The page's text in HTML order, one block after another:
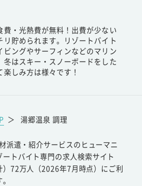
費・光熱費が無料！出費が少ない
リ貯められます。リゾートバイト
ビングやサーフィンなどのマリン
冬はスキー・スノーボードをした
しみ方は様々です！
＞ 湯郷温泉 調理
派遣・紹介サービスのヒューマニ
トバイト専門の求人検索サイト
）72万人（2026年7月時点）にご利